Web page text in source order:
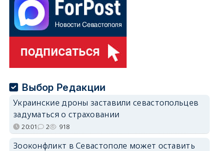
Выбор Редакции
Украинские дроны заставили севастопольцев
задуматься о страховании
20:01 2 918
Зооконфликт в Севастополе может оставить